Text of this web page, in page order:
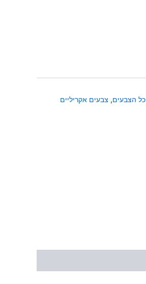
כל הצבעים, צבעים אקריליים